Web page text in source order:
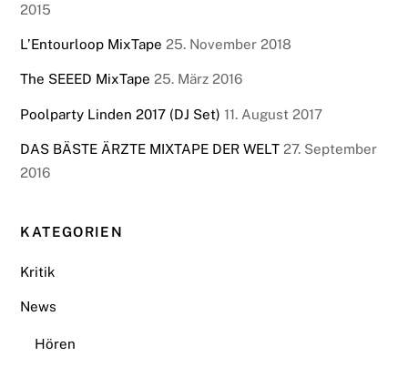
2015
L’Entourloop MixTape 25. November 2018
The SEEED MixTape 25. März 2016
Poolparty Linden 2017 (DJ Set) 11. August 2017
DAS BÄSTE ÄRZTE MIXTAPE DER WELT 27. September
2016
KATEGORIEN
Kritik
News
Hören